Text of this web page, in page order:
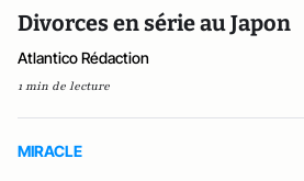
Divorces en série au Japon
Atlantico Rédaction
1 min de lecture
MIRACLE